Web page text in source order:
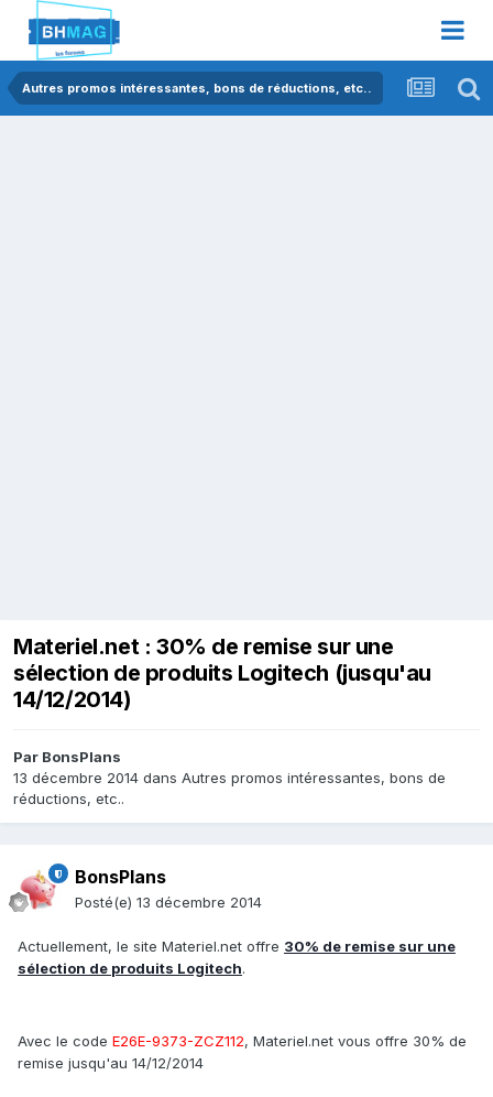
Autres promos intéressantes, bons de réductions, etc..
Materiel.net : 30% de remise sur une
sélection de produits Logitech (jusqu'au
14/12/2014)
Par BonsPlans
13 décembre 2014 dans Autres promos intéressantes, bons de
réductions, etc..
BonsPlans
Posté(e) 13 décembre 2014
Actuellement, le site Materiel.net offre 30% de remise sur une
sélection de produits Logitech.
Avec le code E26E-9373-ZCZ112, Materiel.net vous offre 30% de
remise jusqu'au 14/12/2014